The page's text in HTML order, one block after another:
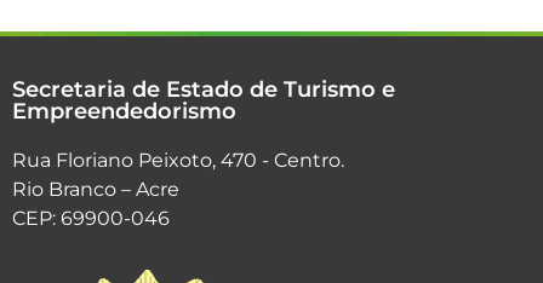
Secretaria de Estado de Turismo e
Empreendedorismo
Rua Floriano Peixoto, 470 - Centro.
Rio Branco – Acre
CEP: 69900-046